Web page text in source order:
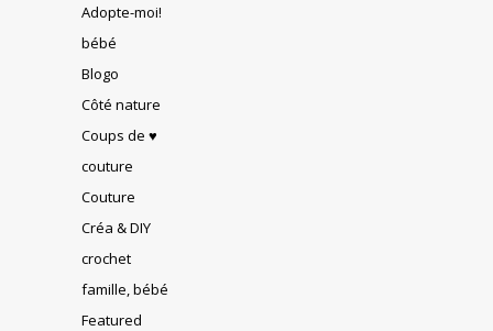
Adopte-moi!
bébé
Blogo
Côté nature
Coups de ♥
couture
Couture
Créa & DIY
crochet
famille, bébé
Featured